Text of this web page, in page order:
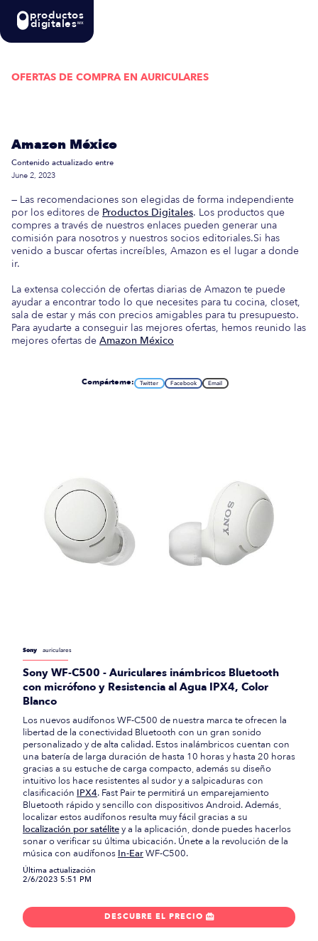
productos
digitalesMX
OFERTAS DE COMPRA EN AURICULARES
Amazon México
Contenido actualizado entre
June 2, 2023
— Las recomendaciones son elegidas de forma independiente
por los editores de Productos Digitales. Los productos que
compres a través de nuestros enlaces pueden generar una
comisión para nosotros y nuestros socios editoriales.Si has
venido a buscar ofertas increíbles, Amazon es el lugar a donde
ir.
La extensa colección de ofertas diarias de Amazon te puede
ayudar a encontrar todo lo que necesites para tu cocina, closet,
sala de estar y más con precios amigables para tu presupuesto.
Para ayudarte a conseguir las mejores ofertas, hemos reunido las
mejores ofertas de Amazon México
Compárteme: Twitter Facebook Email
Sony auriculares
Sony WF-C500 - Auriculares inámbricos Bluetooth
con micrófono y Resistencia al Agua IPX4, Color
Blanco
Los nuevos audífonos WF-C500 de nuestra marca te ofrecen la
libertad de la conectividad Bluetooth con un gran sonido
personalizado y de alta calidad. Estos inalámbricos cuentan con
una batería de larga duración de hasta 10 horas y hasta 20 horas
gracias a su estuche de carga compacto, además su diseño
intuitivo los hace resistentes al sudor y a salpicaduras con
clasificación IPX4. Fast Pair te permitirá un emparejamiento
Bluetooth rápido y sencillo con dispositivos Android. Además,
localizar estos audífonos resulta muy fácil gracias a su
localización por satélitey a la aplicación, donde puedes hacerlos
sonar o verificar su última ubicación. Únete a la revolución de la
música con audífonos In-EarWF-C500.
Última actualización
2/6/2023 5:51 PM
DESCUBRE EL PRECIO 